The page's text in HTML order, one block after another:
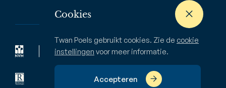
Cookies
Twan Poels gebruikt cookies. Zie de cookie
instellingen voor meer informatie.
Accepteren
Waardebepaling
Verhuur & huur
Zoekopdracht
Nieuwbouw
Bedrijven
Over ons